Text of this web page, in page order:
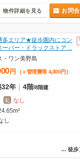
物件詳細を見る お問
多エリア★徒歩圏内にコン
ーパー・ドラックストア…
・ワン美野島
円 (＋管理費等 4,000 円 )
32年 | 4階/8階建
礼 なし
し
… 徒歩